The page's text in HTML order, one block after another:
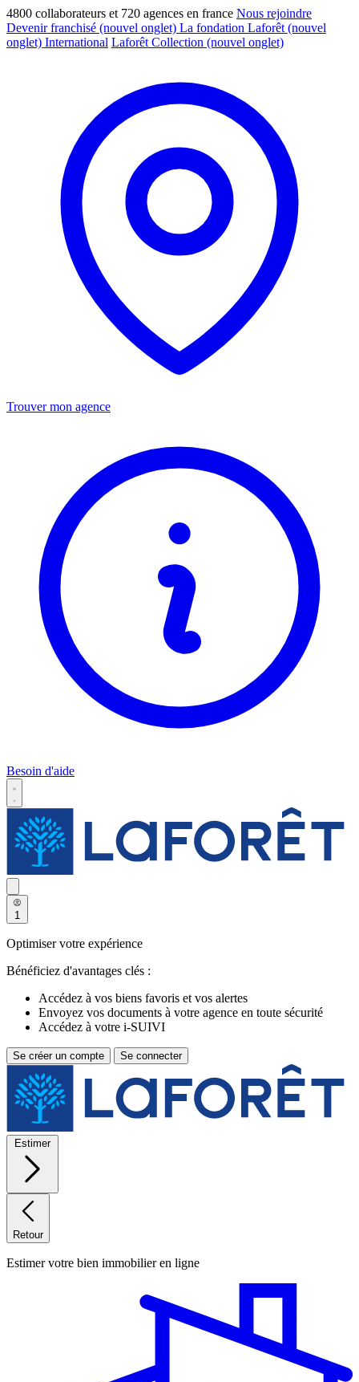
4800 collaborateurs et 720 agences en france Nous rejoindre
Devenir franchisé (nouvel onglet) La fondation Laforêt (nouvel
onglet) International Laforêt Collection (nouvel onglet)
Trouver mon agence
Besoin d'aide
1
Optimiser votre expérience
Bénéficiez d'avantages clés :
Accédez à vos biens favoris et vos alertes
Envoyez vos documents à votre agence en toute sécurité
Accédez à votre i-SUIVI
Se créer un compte Se connecter
Estimer
Retour
Estimer votre bien immobilier en ligne